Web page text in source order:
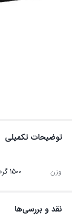
توضیحات تکمیلی
وزن 1500 گرم
نقد و بررسی‌ها